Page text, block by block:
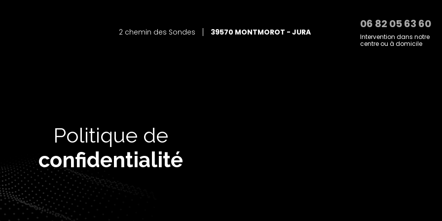
2 chemin des Sondes 39570 MONTMOROT - JURA
06 82 05 63 60
Intervention dans notre
centre ou à domicile
Politique de
confidentialité